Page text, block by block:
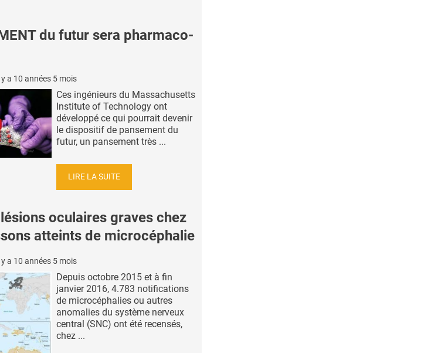
du futur sera pharmaco-
a 10 années 5 mois
Ces ingénieurs du Massachusetts
Institute of Technology ont
développé ce qui pourrait devenir
le dispositif de pansement du
futur, un pansement très ...
LIRE LA SUITE
oculaires graves chez
atteints de microcéphalie
a 10 années 5 mois
Depuis octobre 2015 et à fin
janvier 2016, 4.783 notifications
de microcéphalies ou autres
anomalies du système nerveux
central (SNC) ont été recensés,
chez ...